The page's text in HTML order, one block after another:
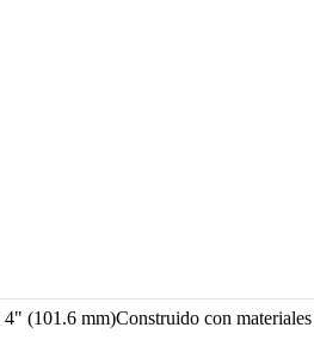
4" (101.6 mm)Construido con